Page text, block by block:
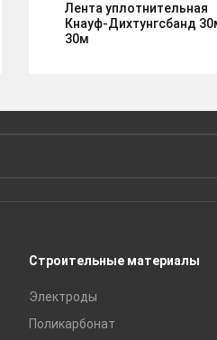
Лента уплотнительная
Кнауф-Дихтунгсбанд
30м
Строительные материалы
Электроды
Поликарбонат